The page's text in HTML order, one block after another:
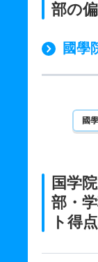
部の
國學
國
国学
部・
ト得